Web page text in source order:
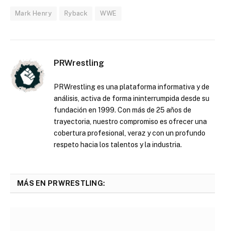
Mark Henry Ryback WWE
PRWrestling
PRWrestling es una plataforma informativa y de
análisis, activa de forma ininterrumpida desde su
fundación en 1999. Con más de 25 años de
trayectoria, nuestro compromiso es ofrecer una
cobertura profesional, veraz y con un profundo
respeto hacia los talentos y la industria.
MÁS EN PRWRESTLING: